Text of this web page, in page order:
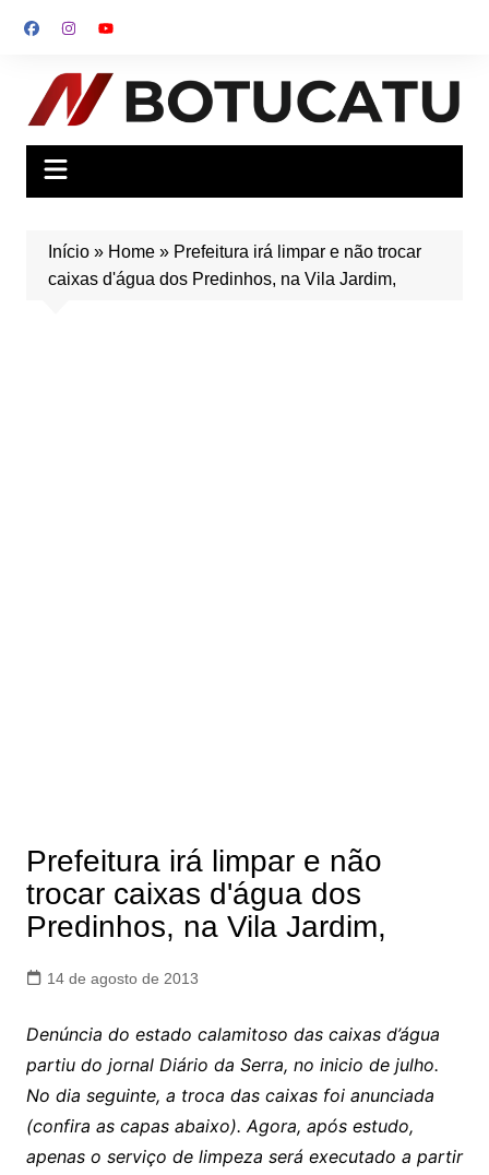
para
conteúdo
Início» Home» Prefeitura irá limpar e não trocar
caixas d'água dos Predinhos, na Vila Jardim,
Prefeitura irá limpar e não
trocar caixas d'água dos
Predinhos, na Vila Jardim,
14 de agosto de 2013
Denúncia do estado calamitoso das caixas d’água
partiu do jornal Diário da Serra, no inicio de julho.
No dia seguinte, a troca das caixas foi anunciada
(confira as capas abaixo). Agora, após estudo,
apenas o serviço de limpeza será executado a partir